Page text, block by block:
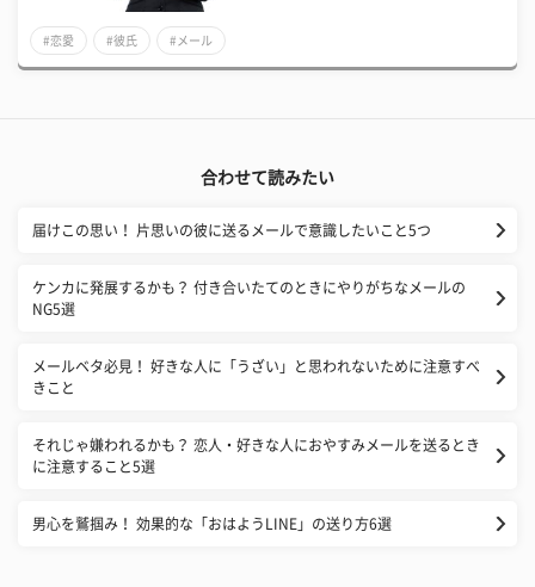
#恋愛 #彼氏 #メール
合わせて読みたい
届けこの思い！ 片思いの彼に送るメールで意識したいこと5つ
ケンカに発展するかも？ 付き合いたてのときにやりがちなメールの
NG5選
メールベタ必見！ 好きな人に「うざい」と思われないために注意すべ
きこと
それじゃ嫌われるかも？ 恋人・好きな人におやすみメールを送るとき
に注意すること5選
男心を鷲掴み！ 効果的な「おはようLINE」の送り方6選